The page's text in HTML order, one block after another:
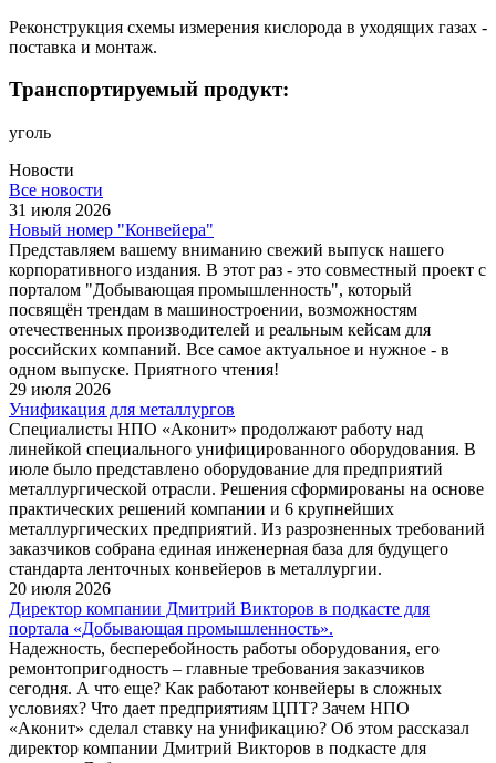
Реконструкция схемы измерения кислорода в уходящих газах -
поставка и монтаж.
Транспортируемый продукт:
уголь
Новости
Все новости
31 июля 2026
Новый номер "Конвейера"
Представляем вашему вниманию свежий выпуск нашего
корпоративного издания. В этот раз - это совместный проект с
порталом "Добывающая промышленность", который
посвящён трендам в машиностроении, возможностям
отечественных производителей и реальным кейсам для
российских компаний. Все самое актуальное и нужное - в
одном выпуске. Приятного чтения!
29 июля 2026
Унификация для металлургов
Специалисты НПО «Аконит» продолжают работу над
линейкой специального унифицированного оборудования. В
июле было представлено оборудование для предприятий
металлургической отрасли. Решения сформированы на основе
практических решений компании и 6 крупнейших
металлургических предприятий. Из разрозненных требований
заказчиков собрана единая инженерная база для будущего
стандарта ленточных конвейеров в металлургии.
20 июля 2026
Директор компании Дмитрий Викторов в подкасте для
портала «Добывающая промышленность».
Надежность, бесперебойность работы оборудования, его
ремонтопригодность – главные требования заказчиков
сегодня. А что еще? Как работают конвейеры в сложных
условиях? Что дает предприятиям ЦПТ? Зачем НПО
«Аконит» сделал ставку на унификацию? Об этом рассказал
директор компании Дмитрий Викторов в подкасте для